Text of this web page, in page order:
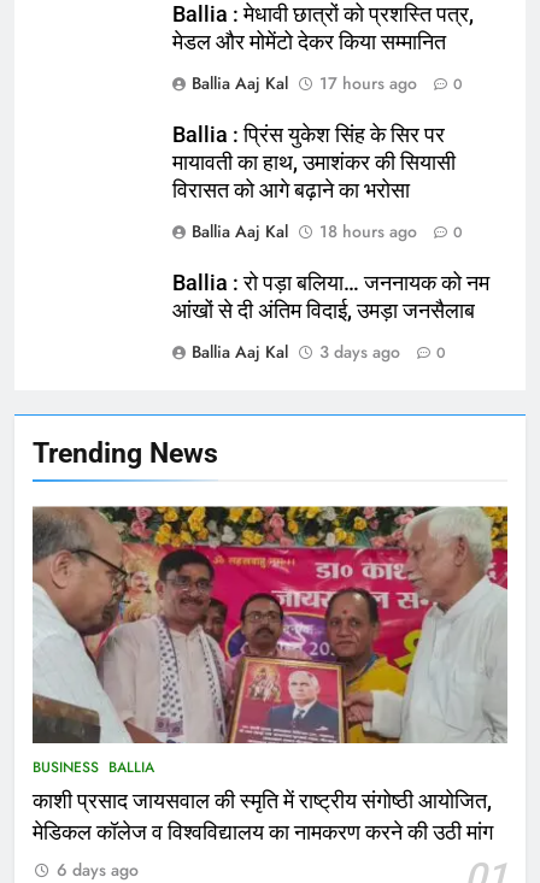
Trending News
BUSINESS BALLIA
काशी प्रसाद जायसवाल की स्मृति में राष्ट्रीय संगोष्ठी आयोजित,
मेडिकल कॉलेज व विश्वविद्यालय का नामकरण करने की उठी मांग
6 days ago
चिकित्सक, किया प्रदर्शन
NATIONAL बलिया
Ballia : बलिया बलिदान दिवस के मौके पर
NATIONAL बलिया
फांसी लगाकर दी जान
NATIONAL
167
Ballia : थैंक्यू बलिया पुलिस: पीड़िता को
मिले 1.38 लाख रूपये
NATIONAL बलिया
कोचिंग सेंटर में लगी भीषण आग, जान
बचाने के लिए छात्रों ने लगाई छलांग, कई
2
भरत तिवारी एनकाउंटर मामले को लेकर
Ballia : मेधावी छात्रों को प्रशस्ति पत्र,
मेडल और मोमेंटो देकर किया सम्मानित
Ballia Aaj Kal
17 hours ago 0
Ballia : प्रिंस युकेश सिंह के सिर पर
मायावती का हाथ, उमाशंकर की सियासी
विरासत को आगे बढ़ाने का भरोसा
Ballia Aaj Kal
18 hours ago 0
Ballia : रो पड़ा बलिया… जननायक को नम
आंखों से दी अंतिम विदाई, उमड़ा जनसैलाब
Ballia Aaj Kal
3 days ago 0